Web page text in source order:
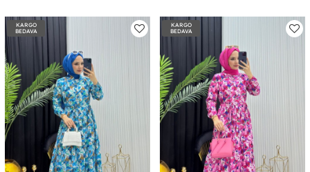
KARGO
BEDAVA
KARGO
BEDAVA